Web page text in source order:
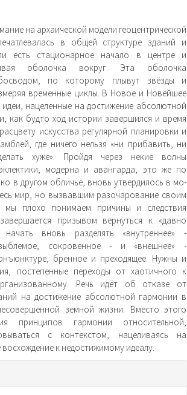
на архаической модели геоцентрической
в общей структуре зданий и
есть стационарное начало в центре и
оболочка вокруг. Эта оболочка
по которому плы­вут звёзды и
временные циклы. В Новое и Новейшее
нацеленные на достижение абсолютной
как будто ход истории завершился и время
искусства регулярной планировки и
где ничего нельзя «ни прибавить, ни
хуже». Пройдя через некие волны
модерна и авангарда, это же по
в другом обличье, вновь утвердилось в мо­
мир, но вызвавшим разочарование своим
мы плохо понимаем причины и следствия
призывом вер­нуться к «давно
вновь разделять «внутреннее» -
сокровенное - и «внешнее» -
бренное и преходящее. Нужны и
постепенные переходы от хаотичного к
Речь идёт об отказе от
на достижение абсолютной гармонии в
земной жизни. Вместо этого
принципов гармонии относительной,
с контекстом, нацеливаясь на
к недостижимому идеалу.